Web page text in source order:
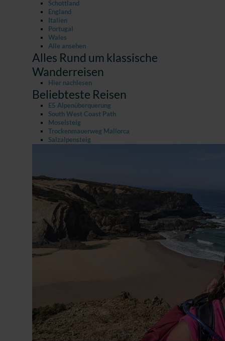
Schottland
England
Italien
Portugal
Wales
Alle ansehen
Alles Rund um klassische
Wanderreisen
Hier nachlesen
Beliebteste Reisen
E5 Alpenüberquerung
South West Coast Path
Moselsteig
Trockenmauerweg Mallorca
Salzalpensteig